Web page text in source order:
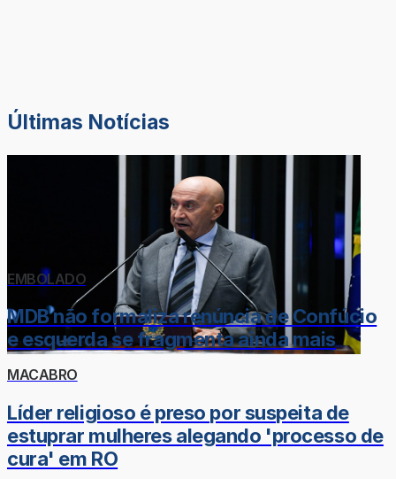
Últimas Notícias
EMBOLADO
MDB não formaliza renúncia de Confúcio
e esquerda se fragmenta ainda mais
MACABRO
Líder religioso é preso por suspeita de
estuprar mulheres alegando 'processo de
cura' em RO